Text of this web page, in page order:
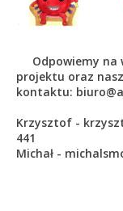
Odpowiemy na
projektu oraz
kontaktu:
Krzysztof -
441
Michał -